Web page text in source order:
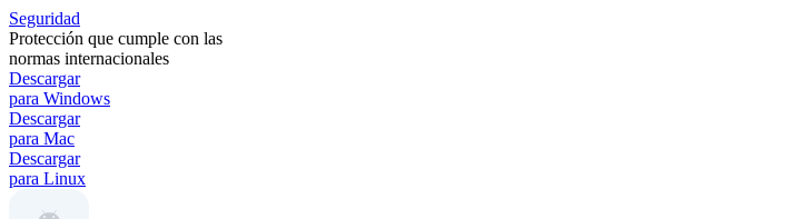
Seguridad
Protección que cumple con las
normas internacionales
Descargar
para Windows
Descargar
para Mac
Descargar
para Linux